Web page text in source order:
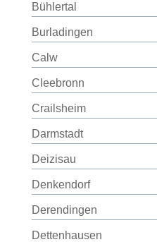
Bühlertal
Burladingen
Calw
Cleebronn
Crailsheim
Darmstadt
Deizisau
Denkendorf
Derendingen
Dettenhausen